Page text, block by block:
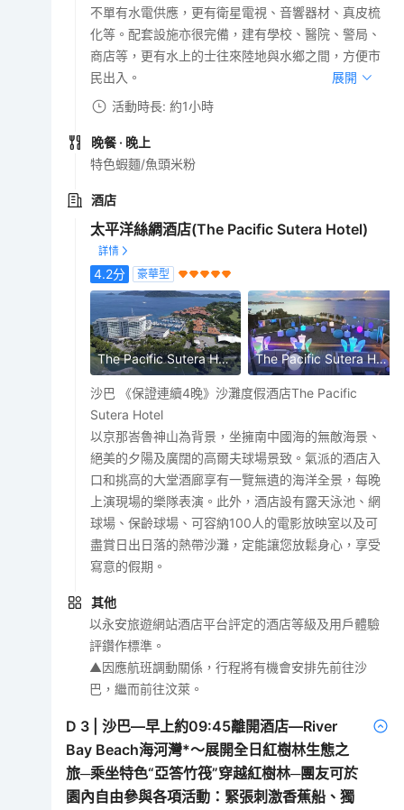
不單有水電供應，更有衛星電視、音響器材、真皮梳
化等。配套設施亦很完備，建有學校、醫院、警局、
商店等，更有水上的士往來陸地與水鄉之間，方便市
民出入。
展開
活動時長: 約1小時
晚餐 · 晚上
特色蝦麵/魚頭米粉
酒店
太平洋絲綢酒店(The Pacific Sutera Hotel)
4.2分 豪華型
The Pacific Sutera Hotel The Pacific Sutera Hotel
沙巴 《保證連續4晚》沙灘度假酒店The Pacific
Sutera Hotel
以京那峇魯神山為背景，坐擁南中國海的無敵海景、
絕美的夕陽及廣闊的高爾夫球場景致。氣派的酒店入
口和挑高的大堂酒廊享有一覽無遺的海洋全景，每晚
上演現場的樂隊表演。此外，酒店設有露天泳池、網
球場、保齡球場、可容納100人的電影放映室以及可
盡賞日出日落的熱帶沙灘，定能讓您放鬆身心，享受
寫意的假期。
其他
以永安旅遊網站酒店平台評定的酒店等級及用戶體驗
評鑽作標準。
▲因應航班調動關係，行程將有機會安排先前往沙
巴，繼而前往汶萊。
D 3 |沙巴—早上約09:45離開酒店—River
Bay Beach海河灣*～展開全日紅樹林生態之
旅─乘坐特色“亞答竹筏”穿越紅樹林─團友可於
園內自由參與各項活動：緊張刺激香蕉船、獨